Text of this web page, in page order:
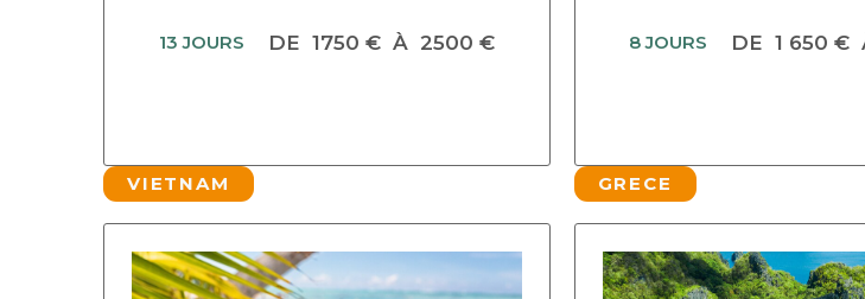
13 JOURS DE 1750 € À 2500 €
VIETNAM
8 JOURS DE 1 650 €
GRECE
DECOUVRIR CE CIRCUIT DECOUVRIR CE CIRCUIT